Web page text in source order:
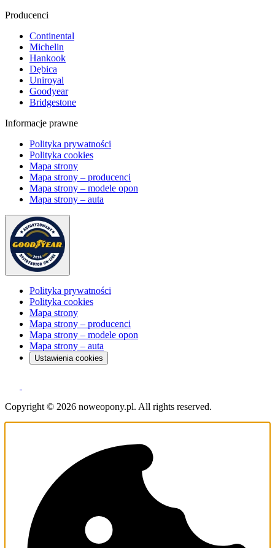
Producenci
Continental
Michelin
Hankook
Dębica
Uniroyal
Goodyear
Bridgestone
Informacje prawne
Polityka prywatności
Polityka cookies
Mapa strony
Mapa strony – producenci
Mapa strony – modele opon
Mapa strony – auta
Polityka prywatności
Polityka cookies
Mapa strony
Mapa strony – producenci
Mapa strony – modele opon
Mapa strony – auta
Ustawienia cookies
Copyright © 2026 noweopony.pl. All rights reserved.